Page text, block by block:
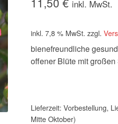
inkl. MwSt.
inkl. 7,8 % MwSt. zzgl.
bienefreundliche
offener Blüte mit
Lieferzeit:Vorbestellung,
Mitte Oktober)